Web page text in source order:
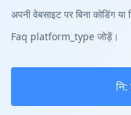
अपनी वेबसाइट पर बिना कोडिंग
Faq platform_type जोड़ें।